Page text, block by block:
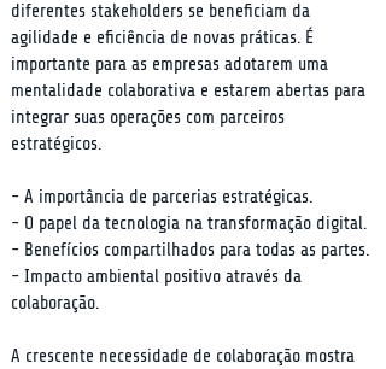
diferentes stakeholders se beneficiam da
agilidade e eficiência de novas práticas. É
importante para as empresas adotarem uma
mentalidade colaborativa e estarem abertas para
integrar suas operações com parceiros
estratégicos.
- A importância de parcerias estratégicas.
- O papel da tecnologia na transformação digital.
- Benefícios compartilhados para todas as partes.
- Impacto ambiental positivo através da
colaboração.
A crescente necessidade de colaboração mostra